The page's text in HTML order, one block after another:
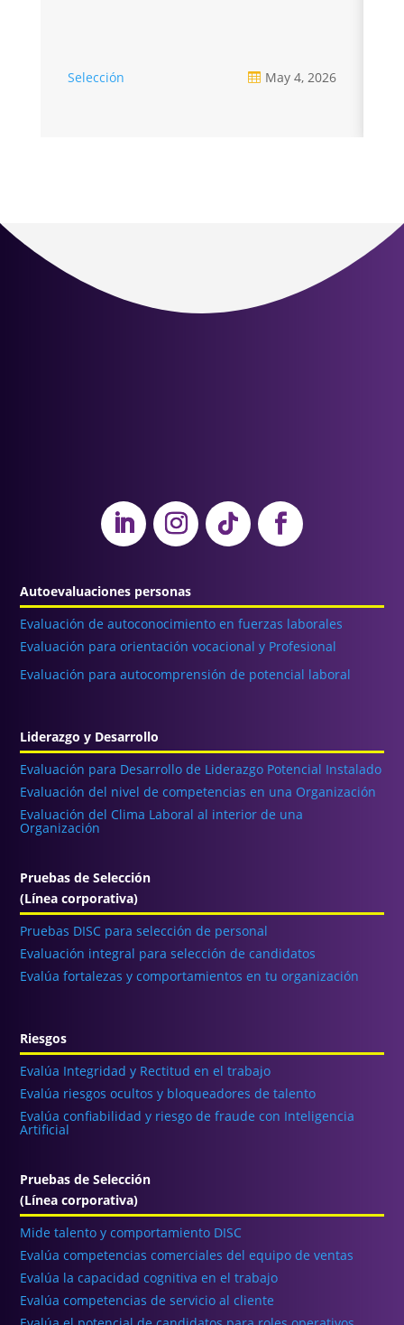
Selección  May 4, 2026
Autoevaluaciones personas
Evaluación de autoconocimiento en fuerzas laborales
Evaluación para orientación vocacional y Profesional
Evaluación para autocomprensión de potencial laboral
Liderazgo y Desarrollo
Evaluación para Desarrollo de Liderazgo Potencial Instalado
Evaluación del nivel de competencias en una Organización
Evaluación del Clima Laboral al interior de una
Organización
Pruebas de Selección
(Línea corporativa)
Pruebas DISC para selección de personal
Evaluación integral para selección de candidatos
Evalúa fortalezas y comportamientos en tu organización
Riesgos
Evalúa Integridad y Rectitud en el trabajo
Evalúa riesgos ocultos y bloqueadores de talento
Evalúa confiabilidad y riesgo de fraude con Inteligencia
Artificial
Pruebas de Selección
(Línea corporativa)
Mide talento y comportamiento DISC
Evalúa competencias comerciales del equipo de ventas
Evalúa la capacidad cognitiva en el trabajo
Evalúa competencias de servicio al cliente